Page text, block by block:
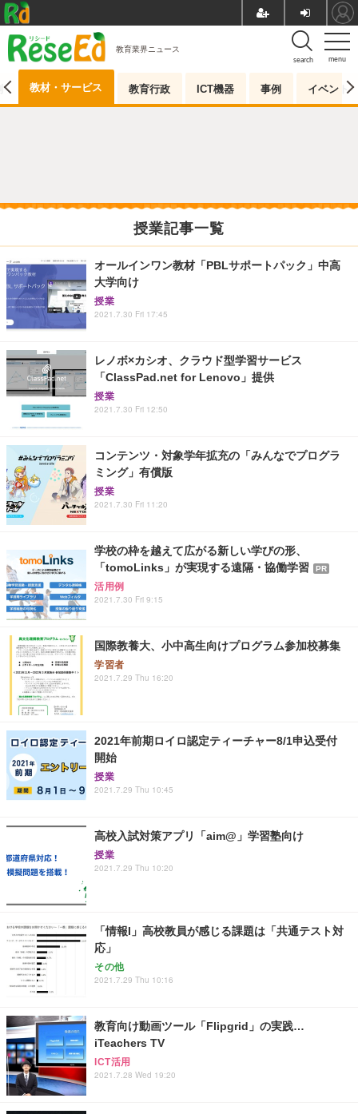
menu
search
教育業界ニュース
教材・サービス 教育行政 ICT機器 事例 イベント
授業記事一覧
オールインワン教材「PBLサポートパック」中高
大学向け
授業
2021.7.30 Fri 17:45
レノボ×カシオ、クラウド型学習サービス
「ClassPad.net for Lenovo」提供
授業
2021.7.30 Fri 12:50
コンテンツ・対象学年拡充の「みんなでプログラ
ミング」有償版
授業
2021.7.30 Fri 11:20
学校の枠を越えて広がる新しい学びの形、
「tomoLinks」が実現する遠隔・協働学習
PR
活用例
2021.7.30 Fri 9:15
国際教養大、小中高生向けプログラム参加校募集
学習者
2021.7.29 Thu 16:20
2021年前期ロイロ認定ティーチャー8/1申込受付
開始
授業
2021.7.29 Thu 10:45
高校入試対策アプリ「aim@」学習塾向け
授業
2021.7.29 Thu 10:20
「情報I」高校教員が感じる課題は「共通テスト対
応」
その他
2021.7.29 Thu 10:16
教育向け動画ツール「Flipgrid」の実践…
iTeachers TV
ICT活用
2021.7.28 Wed 19:20